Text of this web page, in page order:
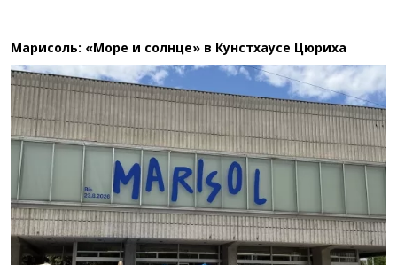
Марисоль: «Море и солнце» в Кунстхаусе Цюриха